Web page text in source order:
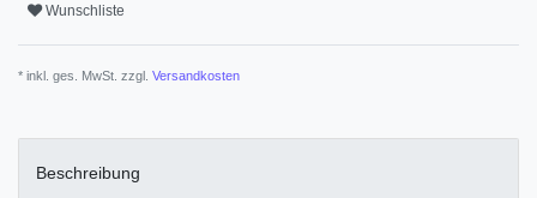
Wunschliste
* inkl. ges. MwSt. zzgl. Versandkosten
Beschreibung